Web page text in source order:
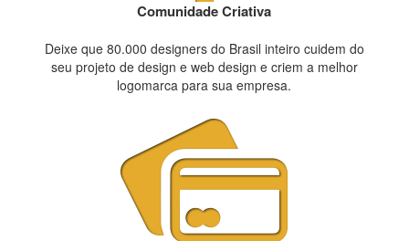
Comunidade Criativa
Deixe que 80.000 designers do Brasil inteiro cuidem do
seu projeto de design e web design e criem a melhor
logomarca para sua empresa.